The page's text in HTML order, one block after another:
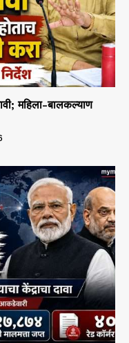
महिला-बालकल्याण